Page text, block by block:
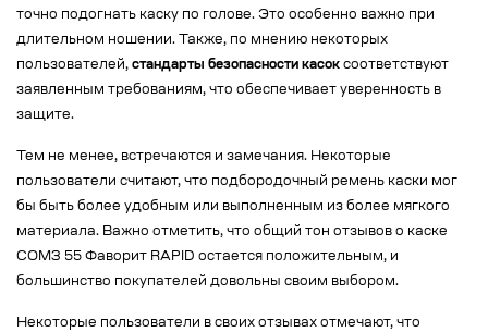
точно подогнать каску по голове. Это особенно важно при
длительном ношении. Также, по мнению некоторых
пользователей, стандарты безопасности касок соответствуют
заявленным требованиям, что обеспечивает уверенность в
защите.
Тем не менее, встречаются и замечания. Некоторые
пользователи считают, что подбородочный ремень каски мог
бы быть более удобным или выполненным из более мягкого
материала. Важно отметить, что общий тон отзывов о каске
СОМЗ 55 Фаворит RAPID остается положительным, и
большинство покупателей довольны своим выбором.
Некоторые пользователи в своих отзывах отмечают, что